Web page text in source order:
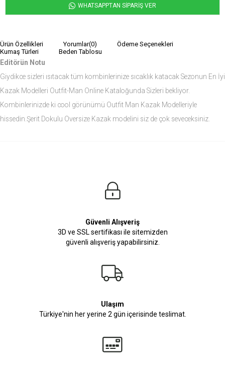
WHATSAPPTAN SİPARİŞ VER
Ürün Özellikleri Yorumlar(0)
Ödeme Seçenekleri
Kumaş Türleri
Beden Tablosu
Editörün Notu
Giydikce sizleri ısıtacak tüm kombinlerinize sıcaklık katacak Sezonun En İyi
Kazak Modelleri Outfit-Man Online Kataloğunda Sizleri bekliyor.
Kombinlerinizde ki cool görünümü Outfit Man Kazak Modelleriyle
hissedin.Şerit Dokulu Oversize Kazak modelini siz de çok seveceksiniz.
Manken Bedenleri Üst Grup M, Alt Grup 33 Beden ( Medium )
Güvenli Alışveriş
3D ve SSL sertifikası ile sitemizden
güvenli alışveriş yapabilirsiniz.
Ulaşım
Türkiye'nin her yerine 2 gün içerisinde teslimat.